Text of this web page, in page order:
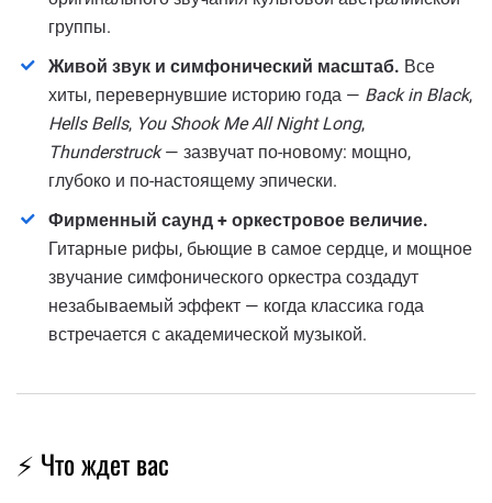
группы.
Живой звук и симфонический масштаб. Все
хиты, перевернувшие историю года — Back in Black,
Hells Bells, You Shook Me All Night Long,
Thunderstruck— зазвучат по-новому: мощно,
глубоко и по-настоящему эпически.
Фирменный саунд + оркестровое величие.
Гитарные рифы, бьющие в самое сердце, и мощное
звучание симфонического оркестра создадут
незабываемый эффект — когда классика года
встречается с академической музыкой.
⚡ Что ждет вас